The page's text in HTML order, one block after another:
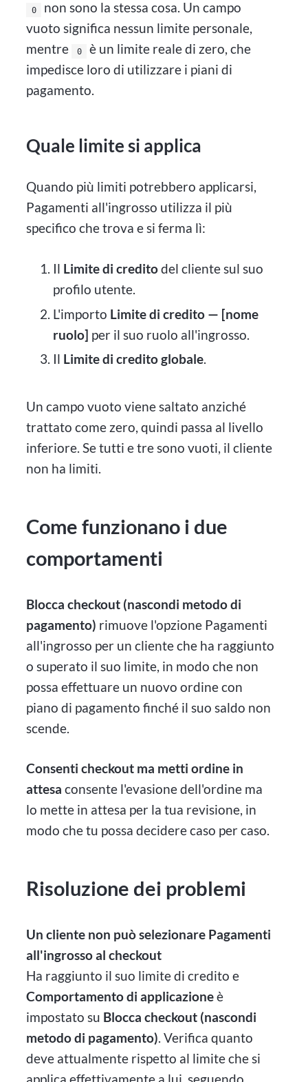
0
non sono la stessa cosa. Un campo
vuoto significa nessun limite personale,
mentre
0
è un limite reale di zero, che
impedisce loro di utilizzare i piani di
pagamento.
Quale limite si applica
Quando più limiti potrebbero applicarsi,
Pagamenti all'ingrosso utilizza il più
specifico che trova e si ferma lì:
Il Limite di creditodel cliente sul suo
profilo utente.
L'importo Limite di credito — [nome
ruolo] per il suo ruolo all'ingrosso.
Il Limite di credito globale.
Un campo vuoto viene saltato anziché
trattato come zero, quindi passa al livello
inferiore. Se tutti e tre sono vuoti, il cliente
non ha limiti.
Come funzionano i due
comportamenti
Blocca checkout (nascondi metodo di
pagamento) rimuove l'opzione Pagamenti
all'ingrosso per un cliente che ha raggiunto
o superato il suo limite, in modo che non
possa effettuare un nuovo ordine con
piano di pagamento finché il suo saldo non
scende.
Consenti checkout ma metti ordine in
attesa consente l'evasione dell'ordine ma
lo mette in attesa per la tua revisione, in
modo che tu possa decidere caso per caso.
Risoluzione dei problemi
Un cliente non può selezionare Pagamenti
all'ingrosso al checkout
Ha raggiunto il suo limite di credito e
Comportamento di applicazioneè
impostato su Blocca checkout (nascondi
metodo di pagamento). Verifica quanto
deve attualmente rispetto al limite che si